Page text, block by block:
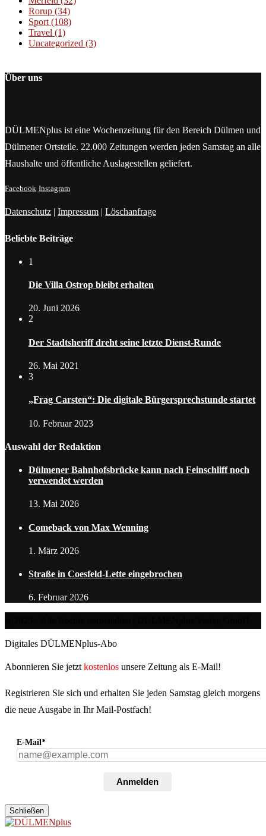
Rorup (34)
Sport (108)
Travel (1)
Uncategorized (3)
Über uns
DÜLMENplus ist eine Wochenzeitung für den Bereich Dülmen und
Dülmener Ortsteile. 22.000 Zeitungen werden jeden Samstag an alle
Haushalte und öffentliche Auslagestellen geliefert.
Facebook Instagram
Datenschutz | Impressum | Löschanfrage
Beliebte Beiträge
1
Die Villa Ostrop bleibt erhalten
20. Juni 2026
2
Der Stadtsheriff dreht seine letzte Dienst-Runde
26. Mai 2021
3
„Frag Carsten“: Die digitale Bürgersprechstunde startet
10. Februar 2023
Auswahl der Redaktion
Dülmener Bahnhofsbrücke kann nach Feinschliff noch
verwendet werden
13. Mai 2026
Comeback von Max Wenning
1. März 2026
Straße in Coesfeld-Lette eingebrochen
6. Februar 2026
Digitales DÜLMENplus-Abo
Abonnieren Sie jetzt kostenlos unsere Zeitung als E-Mail!
Registrieren Sie sich und erhalten Sie jeden Samstag gleich morgens
die neue Ausgabe in Ihr Mail-Postfach!
E-Mail*
Anmelden
Schließen